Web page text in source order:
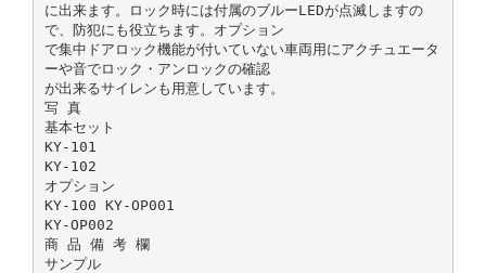
に出来ます。ロック時には付属のブルーLEDが点滅しますの
で、防犯にも役立ちます。オプション
で集中ドアロック機能が付いていない車両用にアクチュエータ
ーや音でロック・アンロックの確認
が出来るサイレンも用意しています。
写 真
基本セット
KY-101
KY-102
オプション
KY-100 KY-OP001
KY-OP002
商 品 備 考 欄
サンプル